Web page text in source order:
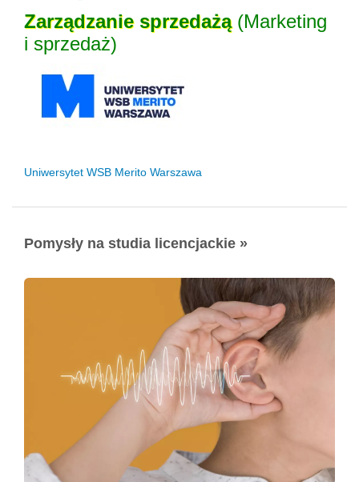
Zarządzanie sprzedażą(Marketing
i sprzedaż)
Uniwersytet WSB Merito Warszawa
Pomysły na studia licencjackie »